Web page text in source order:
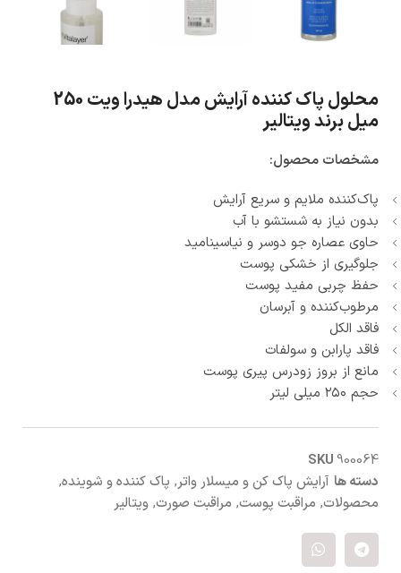
محلول پاک کننده آرایش مدل هیدرا ویت 250
میل برند ویتالیر
مشخصات محصول:
پاک‌کننده ملایم و سریع آرایش
بدون نیاز به شستشو با آب
حاوی عصاره جو دوسر و نیاسینامید
جلوگیری از خشکی پوست
حفظ چربی مفید پوست
مرطوب‌کننده و آبرسان
فاقد الکل
فاقد پارابن و سولفات
مانع از بروز زودرس پیری پوست
حجم ۲۵۰ میلی لیتر
SKU900064
دسته ها آرایش پاک کن و میسلار واتر, پاک کننده و شوینده,
محصولات, مراقبت پوست, مراقبت صورت, ویتالیر